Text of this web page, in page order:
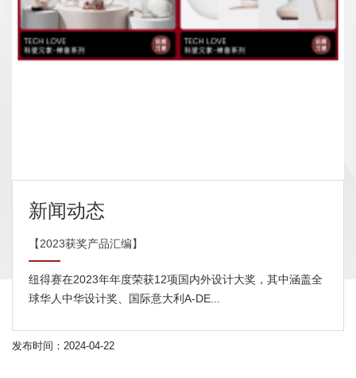
新闻动态
【2023获奖产品汇编】
纽得赛在2023年年度荣获12项国内外设计大奖，其中涵盖全
球华人中华设计奖、国际意大利A-DE...
发布时间：2024-04-22